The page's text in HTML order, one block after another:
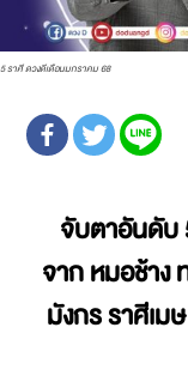
5 ราศี ดวงดีเดือนมกราคม 68
จับตาอันดับ
จาก หมอช้าง
มังกร ราศีเม